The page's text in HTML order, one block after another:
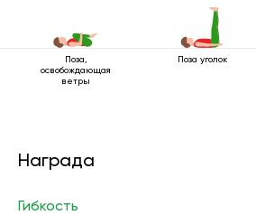
Поза,
освобождающая
ветры
Поза уголок
Награда
Гибкость